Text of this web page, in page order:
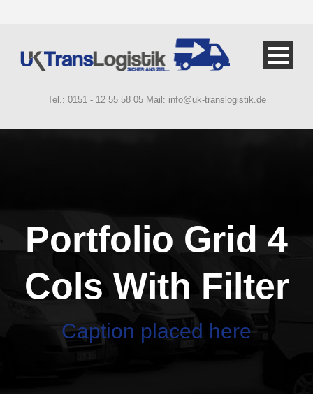
Tel.: 0151 - 12 55 58 05 Mail: info@uk-translogistik.de
Portfolio Grid 4
Cols With Filter
Caption placed here